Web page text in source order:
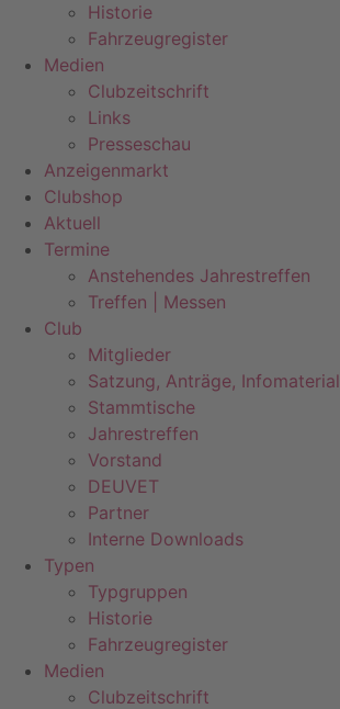
Historie
Fahrzeugregister
Medien
Clubzeitschrift
Links
Presseschau
Anzeigenmarkt
Clubshop
Aktuell
Termine
Anstehendes Jahrestreffen
Treffen | Messen
Club
Mitglieder
Satzung, Anträge, Infomaterial
Stammtische
Jahrestreffen
Vorstand
DEUVET
Partner
Interne Downloads
Typen
Typgruppen
Historie
Fahrzeugregister
Medien
Clubzeitschrift